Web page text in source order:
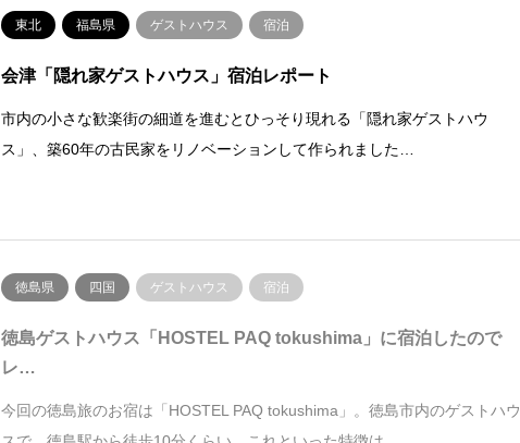
東北 福島県 ゲストハウス 宿泊
会津「隠れ家ゲストハウス」宿泊レポート
市内の小さな歓楽街の細道を進むとひっそり現れる「隠れ家ゲストハウ
ス」、築60年の古民家をリノベーションして作られました…
徳島県 四国 ゲストハウス 宿泊
徳島ゲストハウス「HOSTEL PAQ tokushima」に宿泊したので
レ…
今回の徳島旅のお宿は「HOSTEL PAQ tokushima」。徳島市内のゲストハウ